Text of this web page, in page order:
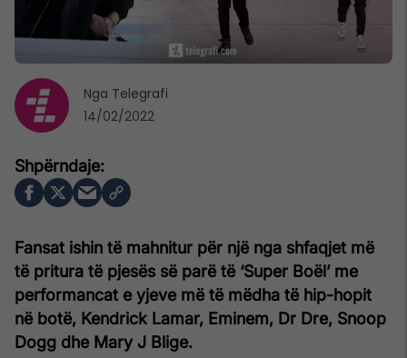
Fansat ishin të mahnitur për një nga shfaqjet më
të pritura të pjesës së parë të ‘Super Boël’ me
performancat e yjeve më të mëdha të hip-hopit
në botë, Kendrick Lamar, Eminem, Dr Dre, Snoop
Dogg dhe Mary J Blige.
Nga Telegrafi
14/02/2022